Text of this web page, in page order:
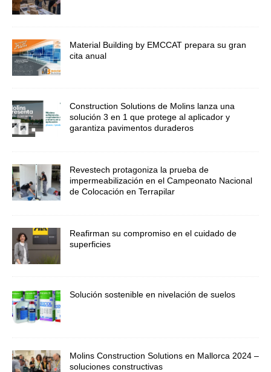
Material Building by EMCCAT prepara su gran
cita anual
Construction Solutions de Molins lanza una
solución 3 en 1 que protege al aplicador y
garantiza pavimentos duraderos
Revestech protagoniza la prueba de
impermeabilización en el Campeonato Nacional
de Colocación en Terrapilar
Reafirman su compromiso en el cuidado de
superficies
Solución sostenible en nivelación de suelos
Molins Construction Solutions en Mallorca 2024 –
soluciones constructivas